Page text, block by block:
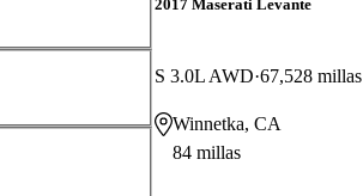
2017 Maserati Levante
S 3.0L AWD 67,528 millas
Winnetka, CA
84 millas